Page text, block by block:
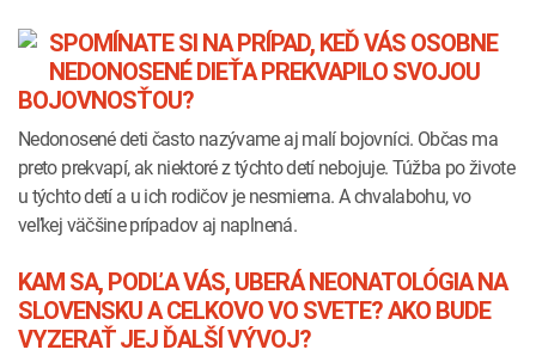
SPOMÍNATE SI NA PRÍPAD, KEĎ VÁS OSOBNE
NEDONOSENÉ DIEŤA PREKVAPILO SVOJOU
BOJOVNOSŤOU?
Nedonosené deti často nazývame aj malí bojovníci. Občas ma
preto prekvapí, ak niektoré z týchto detí nebojuje. Túžba po živote
u týchto detí a u ich rodičov je nesmierna. A chvalabohu, vo
veľkej väčšine prípadov aj naplnená.
KAM SA, PODĽA VÁS, UBERÁ NEONATOLÓGIA NA
SLOVENSKU A CELKOVO VO SVETE? AKO BUDE
VYZERAŤ JEJ ĎALŠÍ VÝVOJ?